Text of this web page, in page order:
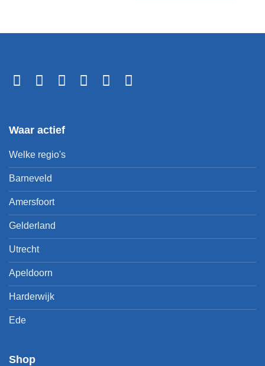
Waar actief
Welke regio's
Barneveld
Amersfoort
Gelderland
Utrecht
Apeldoorn
Harderwijk
Ede
Shop